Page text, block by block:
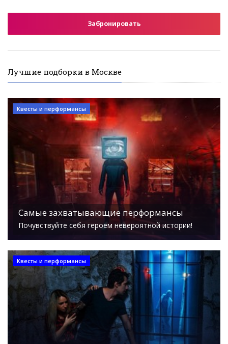
Забронировать
Лучшие подборки в Москве
Квесты и перформансы
Самые захватывающие перформансы
Почувствуйте себя героем невероятной истории!
Квесты и перформансы